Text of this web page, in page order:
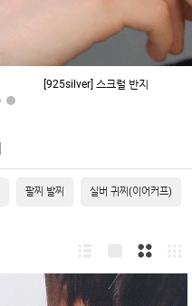
[925silver] 스크럴 반지
팔찌 발찌 실버 귀찌(이어커프)